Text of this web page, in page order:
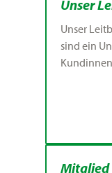
Unser
Unser
sind ein
Mitglied